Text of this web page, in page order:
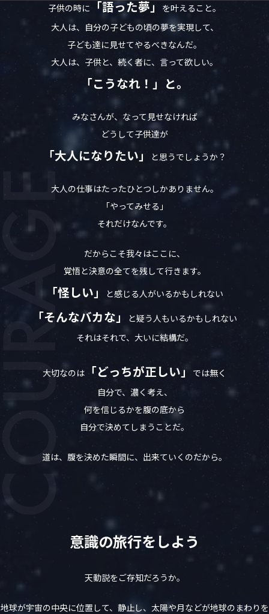
子供の時に「語った夢」を叶えること。
大人は、自分の子どもの頃の夢を実現して、
子ども達に見せてやるべきなんだ。
大人は、子供と、続く者に、言って欲しい。
「こうなれ！」と。
みなさんが、なって見せなければ
どうして子供達が
「大人になりたい」 と思うでしょうか？
大人の仕事はたったひとつしかありません。
「やってみせる」
それだけなんです。
だからこそ我々はここに、
覚悟と決意の全てを残して行きます。
「怪しい」 と感じる人がいるかもしれない
「そんなバカな」
と疑う人もいるかもしれない
それはそれで、大いに結構だ。
大切なのは 「どっちが正しい」 では無く
自分で、濃く考え、
何を信じるかを腹の底から
自分で決めてしまうことだ。
道は、腹を決めた瞬間に、出来ていくのだから。
意識の旅行をしよう
天動説をご存知だろうか。
地球が宇宙の中央に位置して、静止し、太陽や月などが地球のまわりを